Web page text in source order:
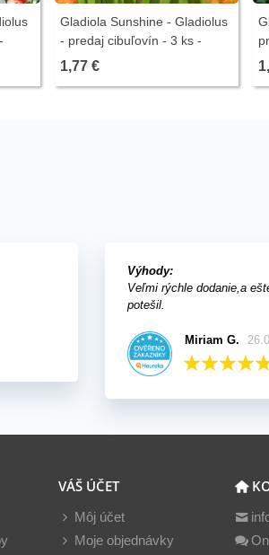
Gladiola Sunshine - Gladiolus
- predaj cibuľovín - 3 ks -
ukončený
1,77 €
Výhody:
Veľmi rýchle dodanie,a
potešil.
Miriam G.
VÁŠ ÚČET
Môj účet
Moje objednávky